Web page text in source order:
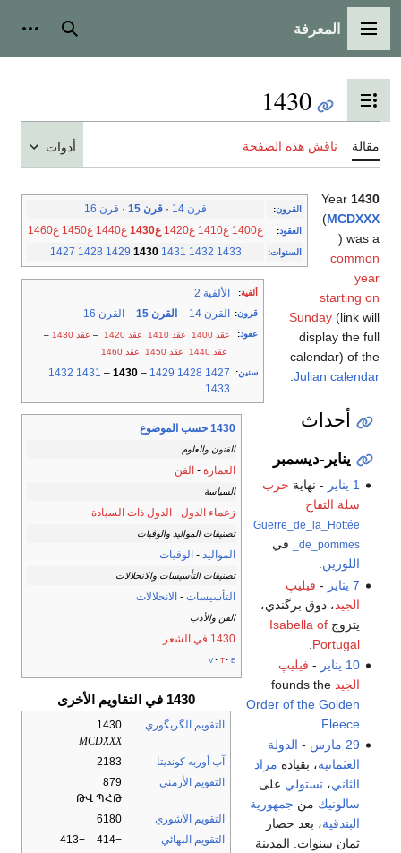
القائمة الرئيسية
المعرفة بحث
تبديل عرض جدول المحتويات
1430
مقالة ناقش هذه الصفحة أدوات
القرون: قرن 14 · قرن 15 · قرن 16
العقود: ع1400 ع1410 ع1420 ع1430 ع1440 ع1450 ع1460
السنوات:
1427 1428 1429 1430 1431 1432 1433
ألفية: الألفية 2
قرون: القرن 14 – القرن 15 – القرن 16
عقود: عقد 1400 عقد 1410 عقد 1420 – عقد 1430
–
عقد 1440
عقد 1450 عقد 1460
سنين:
1427
1428
1429
–
1430
–
1431
1432
1433
1430 حسب الموضوع
الفنون والعلوم
العمارة - الفن
السياسة
زعماء الدول - الدول ذات السيادة
تصنيفات المواليد والوفيات
المواليد - الوفيات
تصنيفات التأسيسات والانحلالات
التأسيسات - الانحلالات
الفن والأدب
1430 في الشعر
v t e
1430 في التقاويم الأخرى
التقويم الگريگوري
1430
MCDXXX
آب أوربه كونديتا
2183
التقويم الأرمني
879
ԹՎ ՊՀԹ
التقويم الآشوري
6180
التقويم البهائي
−414 – −413
Year 1430
(MCDXXX
) was a
common
year
starting on
Sunday (link will
display the full
calendar) of the
Julian calendar
أحداث
يناير-ديسمبر
1 يناير - نهاية حرب
سلة التفاح
Guerre_de_la_Hottée
_de_pommes
في
اللورين
7 يناير
- فيليپ
الجيد، دوق برگندي،
يتزوجIsabella of
Portugal
10 يناير
- فيليپ
الجيد founds the
Order of the Golden
Fleece
29 مارس
- الدولة
العثمانية، بقيادة مراد
الثاني،تستولي على
سالونيك من جمهورية
البندقية، بعد حصار
ثمان سنوات. المدينة